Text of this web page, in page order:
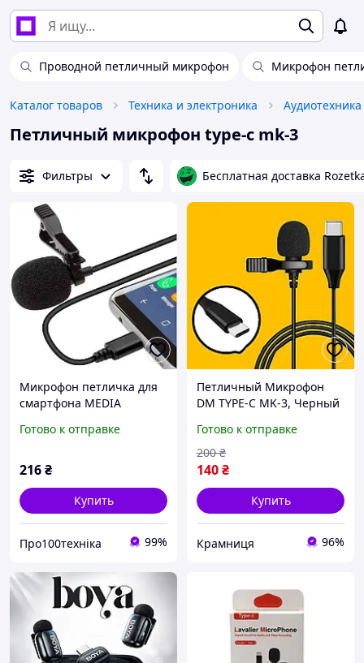
Проводной петличный микрофон Микрофон
Каталог товаров Техника и электроника
Петличный микрофон type-c mk-3
Фильтры Бесплатная доставка
Микрофон петличка для
смартфона MEDIA
MK-3, петличный
телефона 1.5 м
Готово к отправке
216₴
Купить
Про100техніка 99%
Петличный Микрофон
DM TYPE-C MK-3, Черный
смартфона / Микрофон
петличка для телефона
Готово к отправке
140₴
200 ₴
Купить
Крамниця 96%